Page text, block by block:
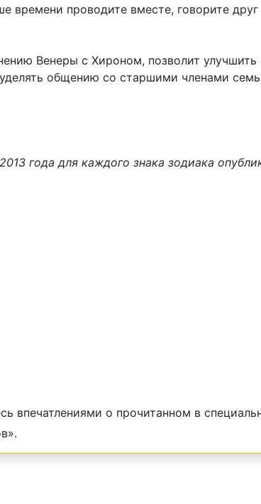
времени проводите вместе, говорите
Венеры с Хироном, позволит
общению со старшими членами
года для каждого знака зодиака
впечатлениями о прочитанном в